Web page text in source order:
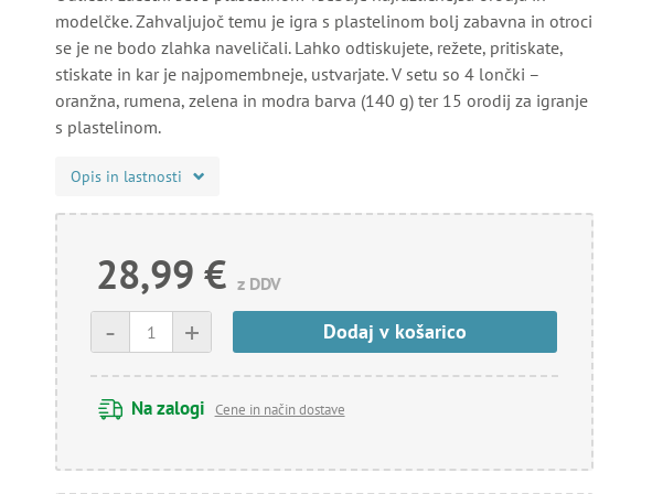
modelčke. Zahvaljujoč temu je igra s plastelinom bolj zabavna in otroci
se je ne bodo zlahka naveličali. Lahko odtiskujete, režete, pritiskate,
stiskate in kar je najpomembneje, ustvarjate. V setu so 4 lončki –
oranžna, rumena, zelena in modra barva (140 g) ter 15 orodij za igranje
s plastelinom.
Opis in lastnosti
28,99 € z DDV
+
- Dodaj v košarico
Na zalogi Cene in način dostave